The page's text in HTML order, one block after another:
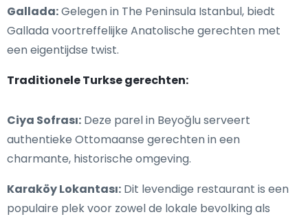
Gallada:Gelegen in The Peninsula Istanbul, biedt
Gallada voortreffelijke Anatolische gerechten met
een eigentijdse twist.
Traditionele Turkse gerechten:
Ciya Sofrası: Deze parel in Beyoğlu serveert
authentieke Ottomaanse gerechten in een
charmante, historische omgeving.
Karaköy Lokantası: Dit levendige restaurant is een
populaire plek voor zowel de lokale bevolking als